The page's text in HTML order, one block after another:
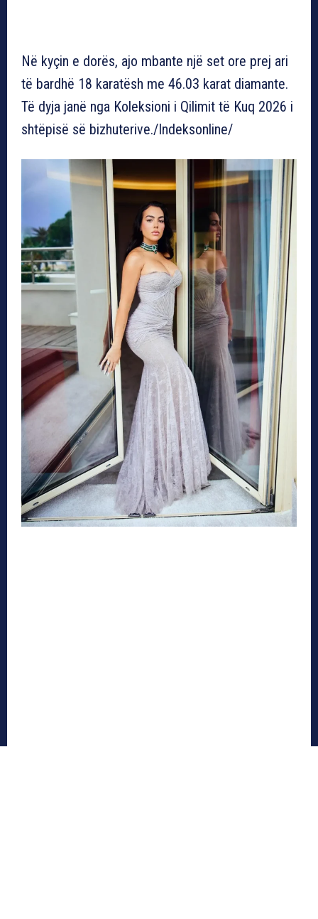
Në kyçin e dorës, ajo mbante një set ore prej ari
të bardhë 18 karatësh me 46.03 karat diamante.
Të dyja janë nga Koleksioni i Qilimit të Kuq 2026 i
shtëpisë së bizhuterive./Indeksonline/